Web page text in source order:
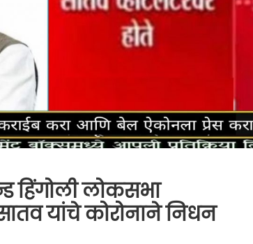
हिंगोली लोकसभा
यांचे कोरोनाने निधन